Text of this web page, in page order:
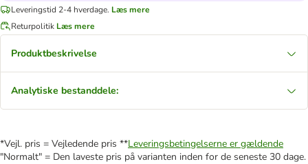
Leveringstid 2-4 hverdage. Læs mere
Returpolitik Læs mere
Produktbeskrivelse
Analytiske bestanddele:
*Vejl. pris = Vejledende pris **Leveringsbetingelserne er gældende
"Normalt" = Den laveste pris på varianten inden for de seneste 30 dage.